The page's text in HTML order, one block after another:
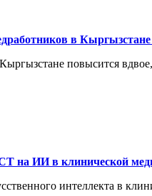
в Кыргызстане
Кыргызстане повысится
на ИИ в клинической
интеллекта в